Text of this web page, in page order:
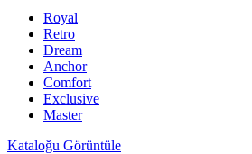
Royal
Retro
Dream
Anchor
Comfort
Exclusive
Master
Kataloğu Görüntüle